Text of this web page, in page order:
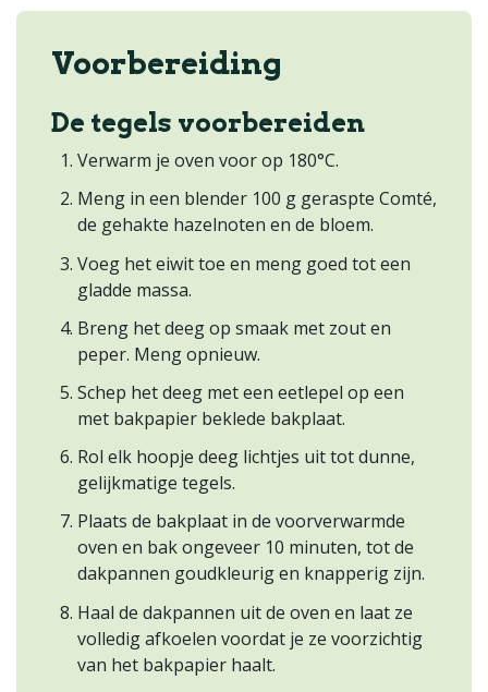
Voorbereiding
De tegels voorbereiden
Verwarm je oven voor op 180°C.
Meng in een blender 100 g geraspte Comté,
de gehakte hazelnoten en de bloem.
Voeg het eiwit toe en meng goed tot een
gladde massa.
Breng het deeg op smaak met zout en
peper. Meng opnieuw.
Schep het deeg met een eetlepel op een
met bakpapier beklede bakplaat.
Rol elk hoopje deeg lichtjes uit tot dunne,
gelijkmatige tegels.
Plaats de bakplaat in de voorverwarmde
oven en bak ongeveer 10 minuten, tot de
dakpannen goudkleurig en knapperig zijn.
Haal de dakpannen uit de oven en laat ze
volledig afkoelen voordat je ze voorzichtig
van het bakpapier haalt.